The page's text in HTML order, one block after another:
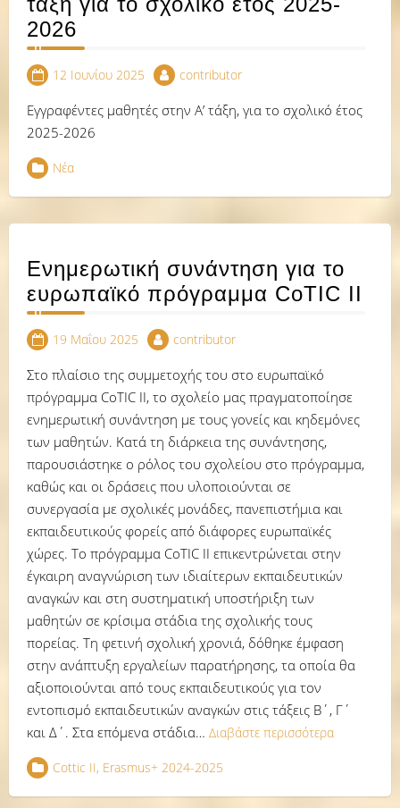
2026
12 Ιουνίου 2025 contributor
Εγγραφέντες μαθητές στην Α’ τάξη, για το σχολικό έτος
2025-2026
Νέα
Ενημερωτική συνάντηση για το
ευρωπαϊκό πρόγραμμα CoTIC II
19 Μαΐου 2025 contributor
Στο πλαίσιο της συμμετοχής του στο ευρωπαϊκό
πρόγραμμα CoTIC II, το σχολείο μας πραγματοποίησε
ενημερωτική συνάντηση με τους γονείς και κηδεμόνες
των μαθητών. Κατά τη διάρκεια της συνάντησης,
παρουσιάστηκε ο ρόλος του σχολείου στο πρόγραμμα,
καθώς και οι δράσεις που υλοποιούνται σε
συνεργασία με σχολικές μονάδες, πανεπιστήμια και
εκπαιδευτικούς φορείς από διάφορες ευρωπαϊκές
χώρες. Το πρόγραμμα CoTIC II επικεντρώνεται στην
έγκαιρη αναγνώριση των ιδιαίτερων εκπαιδευτικών
αναγκών και στη συστηματική υποστήριξη των
μαθητών σε κρίσιμα στάδια της σχολικής τους
πορείας. Τη φετινή σχολική χρονιά, δόθηκε έμφαση
στην ανάπτυξη εργαλείων παρατήρησης, τα οποία θα
αξιοποιούνται από τους εκπαιδευτικούς για τον
εντοπισμό εκπαιδευτικών αναγκών στις τάξεις Β΄, Γ΄
και Δ΄. Στα επόμενα στάδια… Διαβάστε περισσότερα
Cottic II, Erasmus+ 2024-2025